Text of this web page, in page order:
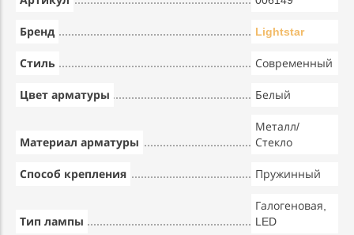
Бренд Lightstar
Стиль Современный
Цвет арматуры Белый
Материал арматуры
Металл/
Стекло
Способ крепления Пружинный
Тип лампы
Галогеновая,
LED